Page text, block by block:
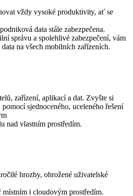
vždy vysoké produktivity, ať se
data stále zabezpečena.
správu a spolehlivé zabezpečení, vám
na všech mobilních zařízeních.
zařízení, aplikací a dat. Zvyšte si
sjednoceného, uceleného řešení
nad vlastním prostředím.
hrozby, ohrožené uživatelské
i cloudovým prostředím.